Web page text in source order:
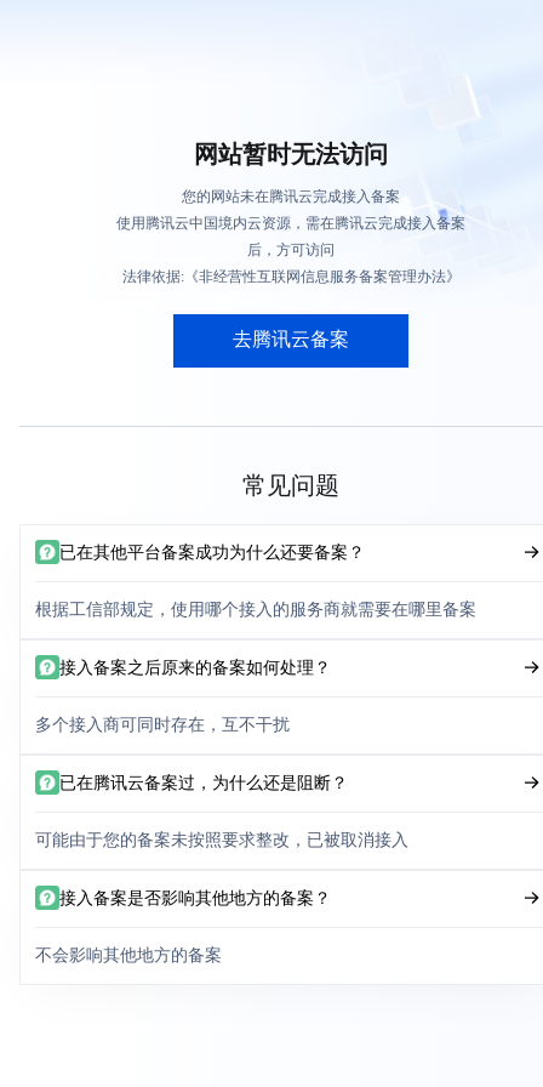
网站暂时无法访问
您的网站未在腾讯云完成接入备案
使用腾讯云中国境内云资源，需在腾讯云完成接入备案
后，方可访问
法律依据:《非经营性互联网信息服务备案管理办法》
去腾讯云备案
常见问题
已在其他平台备案成功为什么还要备案？
根据工信部规定，使用哪个接入的服务商就需要在哪里备案
接入备案之后原来的备案如何处理？
多个接入商可同时存在，互不干扰
已在腾讯云备案过，为什么还是阻断？
可能由于您的备案未按照要求整改，已被取消接入
接入备案是否影响其他地方的备案？
不会影响其他地方的备案